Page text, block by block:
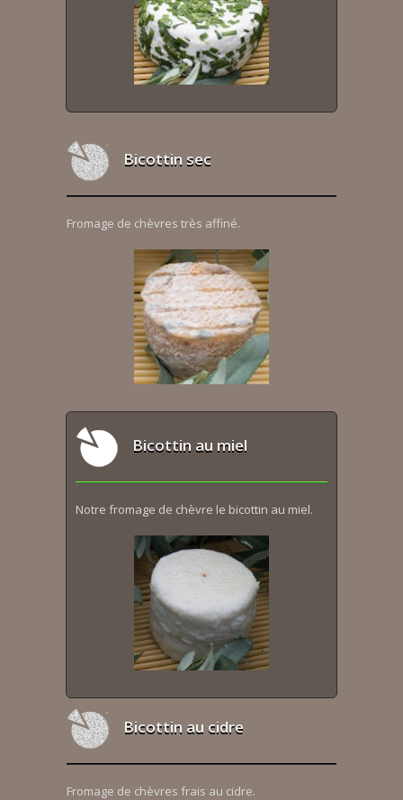
Bicottin sec
Fromage de chèvres très affiné.
Bicottin au miel
Notre fromage de chèvre le bicottin au miel.
Bicottin au cidre
Fromage de chèvres frais au cidre.